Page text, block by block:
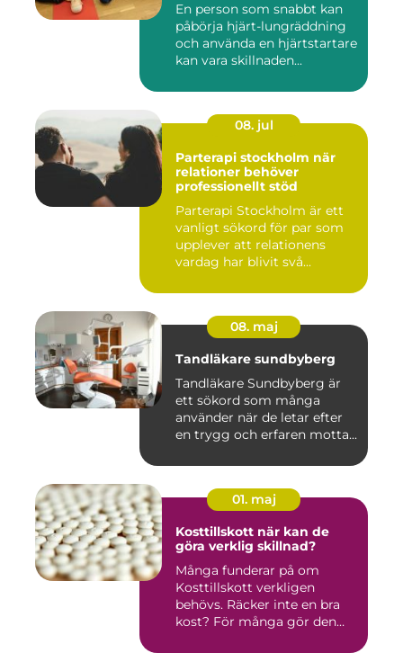
En person som snabbt kan
påbörja hjärt-lungräddning
och använda en hjärtstartare
kan vara skillnaden...
08. jul
Parterapi stockholm när
relationer behöver
professionellt stöd
Parterapi Stockholm är ett
vanligt sökord för par som
upplever att relationens
vardag har blivit svå...
08. maj
Tandläkare sundbyberg
Tandläkare Sundbyberg är
ett sökord som många
använder när de letar efter
en trygg och erfaren motta...
01. maj
Kosttillskott när kan de
göra verklig skillnad?
Många funderar på om
Kosttillskott verkligen
behövs. Räcker inte en bra
kost? För många gör den